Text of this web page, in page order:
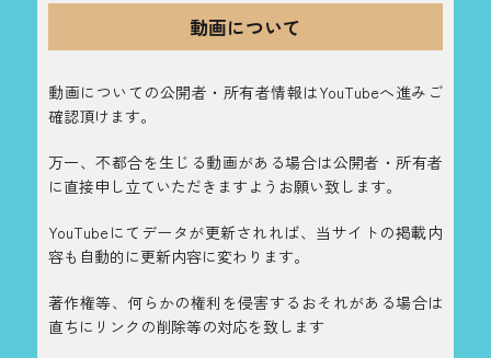
動画について
動画についての公開者・所有者情報はYouTubeへ進みご
確認頂けます。
万一、不都合を生じる動画がある場合は公開者・所有者
に直接申し立ていただきますようお願い致します。
YouTubeにてデータが更新されれば、当サイトの掲載内
容も自動的に更新内容に変わります。
著作権等、何らかの権利を侵害するおそれがある場合は
直ちにリンクの削除等の対応を致します